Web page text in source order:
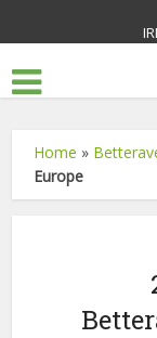
Home »
Europe